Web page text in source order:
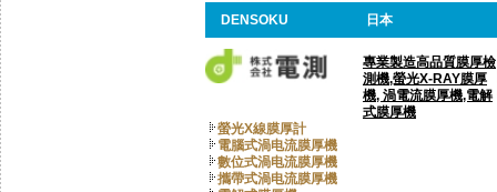
DENSOKU
日本
專業製造高品質膜厚檢
測機,螢光X-RAY膜厚
機, 渦電流膜厚機,電解
式膜厚機
螢光X線膜厚計
電腦式渦电流膜厚機
數位式渦电流膜厚機
攜帶式渦电流膜厚機